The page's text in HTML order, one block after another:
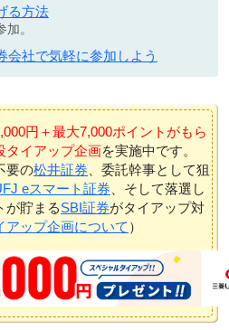
る方法
。
会社で気軽に参加しよう
円＋最大7,000ポイントがもら
タイアップ企画を実施中です。
要の松井証券 、委託幹事として狙
eスマート証券 、そして落選し
が貯まるSBI証券がタイアップ対
アップ企画について ）